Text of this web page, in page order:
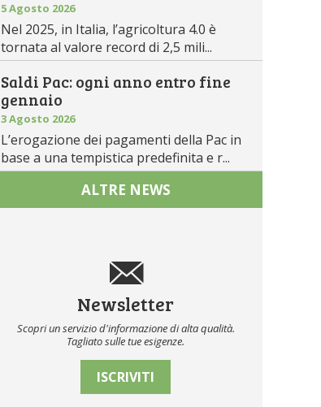
5 Agosto 2026
Nel 2025, in Italia, l’agricoltura 4.0 è
tornata al valore record di 2,5 mili...
Saldi Pac: ogni anno entro fine
gennaio
3 Agosto 2026
L’erogazione dei pagamenti della Pac in
base a una tempistica predefinita e r...
ALTRE NEWS
Newsletter
Scopri un servizio d'informazione di alta qualità.
Tagliato sulle tue esigenze.
ISCRIVITI